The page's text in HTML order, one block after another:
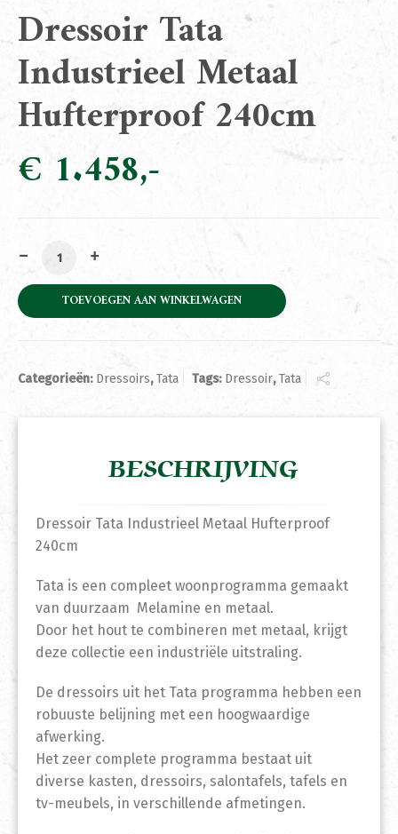
Dressoir Tata
Industrieel Metaal
Hufterproof 240cm
€ 1.458
Dressoir Tata Industrieel Metaal Hufterproof 240cm
TOEVOEGEN AAN WINKELWAGEN
Categorieën: Dressoirs,Tata Tags: Dressoir,Tata
BESCHRIJVING
Dressoir Tata Industrieel Metaal Hufterproof
240cm
Tata is een compleet woonprogramma gemaakt
van duurzaam Melamine en metaal.
Door het hout te combineren met metaal, krijgt
deze collectie een industriële uitstraling.
De dressoirs uit het Tata programma hebben een
robuuste belijning met een hoogwaardige
afwerking.
Het zeer complete programma bestaat uit
diverse kasten, dressoirs, salontafels, tafels en
tv-meubels, in verschillende afmetingen.